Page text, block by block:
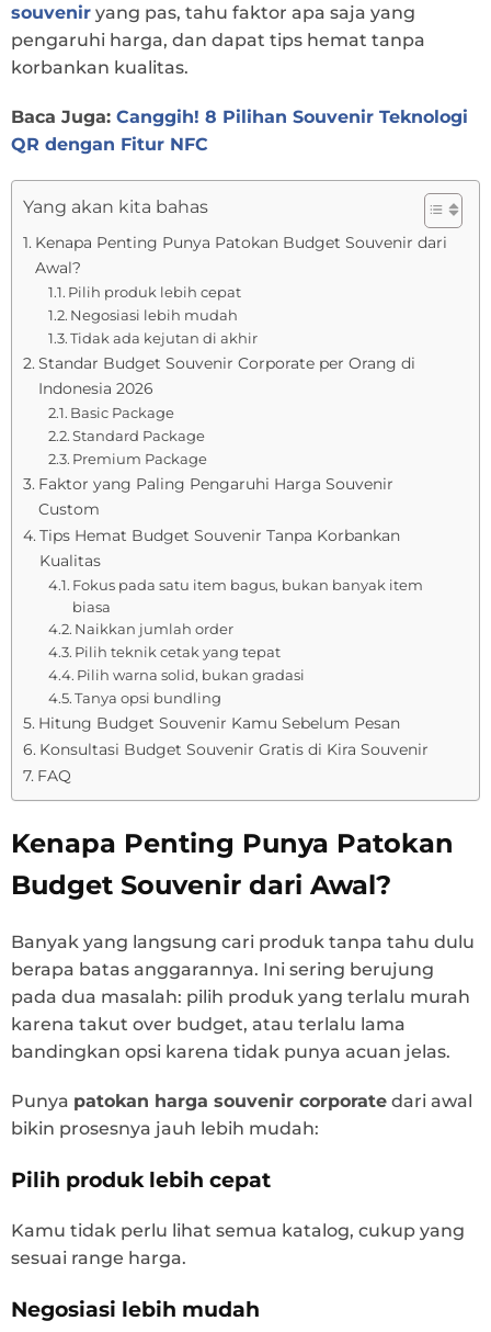
souvenir yang pas, tahu faktor apa saja yang
pengaruhi harga, dan dapat tips hemat tanpa
korbankan kualitas.
Baca Juga: Canggih! 8 Pilihan Souvenir Teknologi
QR dengan Fitur NFC
Yang akan kita bahas
Kenapa Penting Punya Patokan Budget Souvenir dari
Awal?
Pilih produk lebih cepat
Negosiasi lebih mudah
Tidak ada kejutan di akhir
Standar Budget Souvenir Corporate per Orang di
Indonesia 2026
Basic Package
Standard Package
Premium Package
Faktor yang Paling Pengaruhi Harga Souvenir
Custom
Tips Hemat Budget Souvenir Tanpa Korbankan
Kualitas
Fokus pada satu item bagus, bukan banyak item
biasa
Naikkan jumlah order
Pilih teknik cetak yang tepat
Pilih warna solid, bukan gradasi
Tanya opsi bundling
Hitung Budget Souvenir Kamu Sebelum Pesan
Konsultasi Budget Souvenir Gratis di Kira Souvenir
FAQ
Kenapa Penting Punya Patokan
Budget Souvenir dari Awal?
Banyak yang langsung cari produk tanpa tahu dulu
berapa batas anggarannya. Ini sering berujung
pada dua masalah: pilih produk yang terlalu murah
karena takut over budget, atau terlalu lama
bandingkan opsi karena tidak punya acuan jelas.
Punya patokan harga souvenir corporate dari awal
bikin prosesnya jauh lebih mudah:
Pilih produk lebih cepat
Kamu tidak perlu lihat semua katalog, cukup yang
sesuai range harga.
Negosiasi lebih mudah